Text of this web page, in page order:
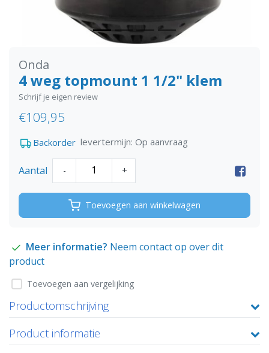
Onda
4 weg topmount 1 1/2" klem
Schrijf je eigen review
€109,95
Backorder levertermijn: Op aanvraag
Aantal - +
Toevoegen aan winkelwagen
Meer informatie? Neem contact op over dit
product
Toevoegen aan vergelijking
Productomschrijving
Product informatie